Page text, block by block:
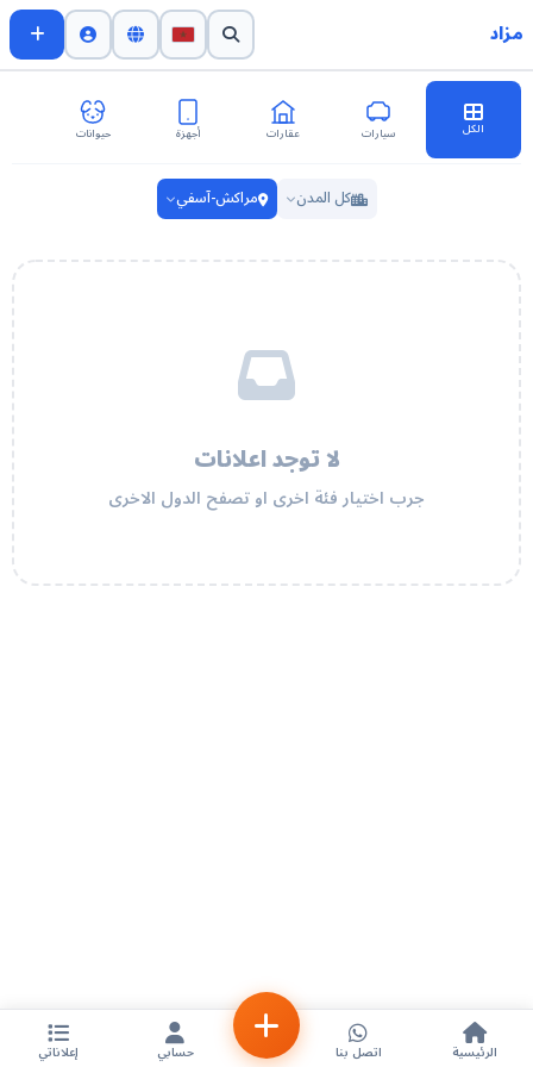
مزاد
الكل سيارات عقارات أجهزة حيوانات
كل المدن مراكش-آسفي
لا توجد اعلانات
جرب اختيار فئة اخرى او تصفح الدول الاخرى
الرئيسية اتصل بنا حسابي إعلاناتي